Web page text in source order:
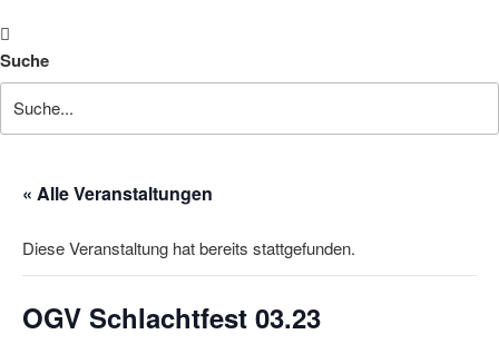
Suche
« Alle Veranstaltungen
Diese Veranstaltung hat bereits stattgefunden.
OGV Schlachtfest 03.23